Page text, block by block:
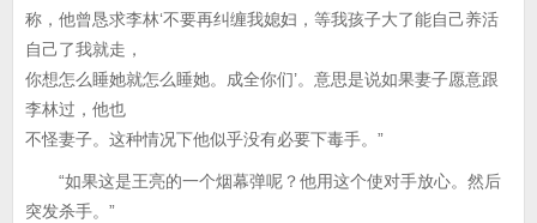
称，他曾恳求李林‘不要再纠缠我媳妇，等我孩子大了能自己养活
自己了我就走，
你想怎么睡她就怎么睡她。成全你们’。意思是说如果妻子愿意跟
李林过，他也
不怪妻子。这种情况下他似乎没有必要下毒手。”
“如果这是王亮的一个烟幕弹呢？他用这个使对手放心。然后
突发杀手。”